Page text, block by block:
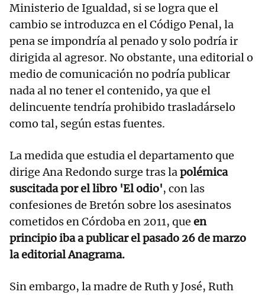
Ministerio de Igualdad, si se logra que el
cambio se introduzca en el Código Penal, la
pena se impondría al penado y solo podría ir
dirigida al agresor. No obstante, una editorial o
medio de comunicación no podría publicar
nada al no tener el contenido, ya que el
delincuente tendría prohibido trasladárselo
como tal, según estas fuentes.
La medida que estudia el departamento que
dirige Ana Redondo surge tras lapolémica
suscitada por el libro 'El odio', con las
confesiones de Bretón sobre los asesinatos
cometidos en Córdoba en 2011, que en
principio iba a publicar el pasado 26 de marzo
la editorial Anagrama.
Sin embargo, la madre de Ruth y José, Ruth